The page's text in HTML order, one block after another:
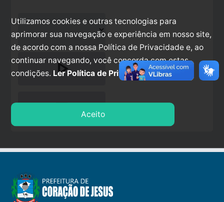
play_arrow
stop
Utilizamos cookies e outras tecnologias para
aprimorar sua navegação e experiência em nosso site,
de acordo com a nossa Política de Privacidade e, ao
continuar navegando, você concorda com estas
condições. Ler Política de Privacidade.
Aceito